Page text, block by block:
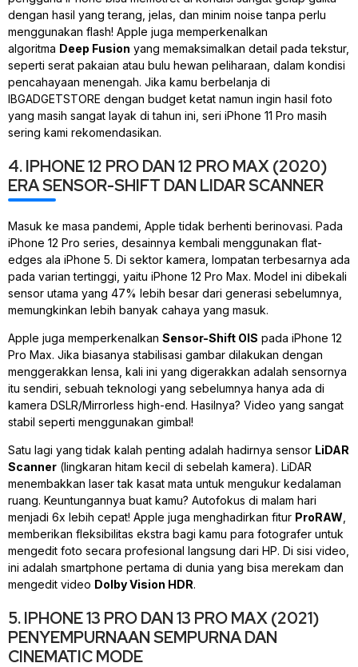
dengan hasil yang terang, jelas, dan minim noise tanpa perlu
menggunakan flash! Apple juga memperkenalkan
algoritma Deep Fusion yang memaksimalkan detail pada tekstur,
seperti serat pakaian atau bulu hewan peliharaan, dalam kondisi
pencahayaan menengah. Jika kamu berbelanja di
IBGADGETSTORE dengan budget ketat namun ingin hasil foto
yang masih sangat layak di tahun ini, seri iPhone 11 Pro masih
sering kami rekomendasikan.
4. IPHONE 12 PRO DAN 12 PRO MAX (2020)
ERA SENSOR-SHIFT DAN LIDAR SCANNER
Masuk ke masa pandemi, Apple tidak berhenti berinovasi. Pada
iPhone 12 Pro series, desainnya kembali menggunakan flat-
edges ala iPhone 5. Di sektor kamera, lompatan terbesarnya ada
pada varian tertinggi, yaitu iPhone 12 Pro Max. Model ini dibekali
sensor utama yang 47% lebih besar dari generasi sebelumnya,
memungkinkan lebih banyak cahaya yang masuk.
Apple juga memperkenalkan Sensor-Shift OIS pada iPhone 12
Pro Max. Jika biasanya stabilisasi gambar dilakukan dengan
menggerakkan lensa, kali ini yang digerakkan adalah sensornya
itu sendiri, sebuah teknologi yang sebelumnya hanya ada di
kamera DSLR/Mirrorless high-end. Hasilnya? Video yang sangat
stabil seperti menggunakan gimbal!
Satu lagi yang tidak kalah penting adalah hadirnya sensor LiDAR
Scanner (lingkaran hitam kecil di sebelah kamera). LiDAR
menembakkan laser tak kasat mata untuk mengukur kedalaman
ruang. Keuntungannya buat kamu? Autofokus di malam hari
menjadi 6x lebih cepat! Apple juga menghadirkan fitur ProRAW,
memberikan fleksibilitas ekstra bagi kamu para fotografer untuk
mengedit foto secara profesional langsung dari HP. Di sisi video,
ini adalah smartphone pertama di dunia yang bisa merekam dan
mengedit video Dolby Vision HDR.
5. IPHONE 13 PRO DAN 13 PRO MAX (2021)
PENYEMPURNAAN SEMPURNA DAN
CINEMATIC MODE